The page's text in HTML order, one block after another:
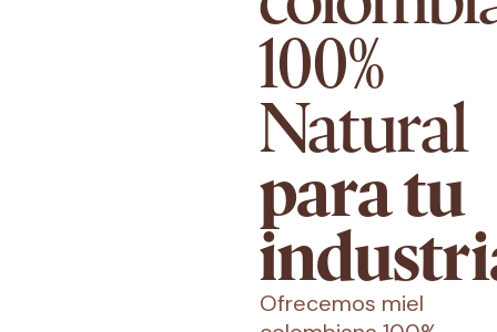
100%
Natural
para tu
Ofrecemos miel